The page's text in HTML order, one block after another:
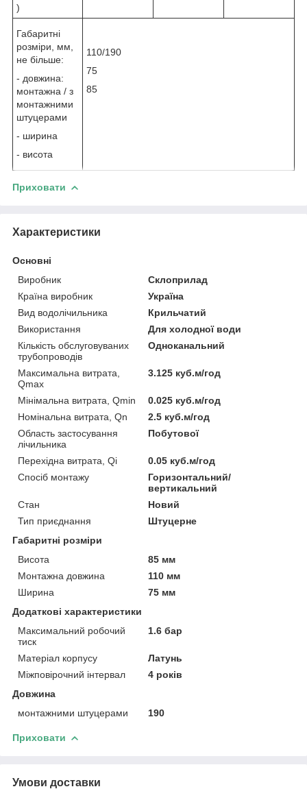
)
Габаритні
розміри, мм,
не більше:
- довжина:
монтажна / з
монтажними
штуцерами
- ширина
- висота
110/190
75
85
Приховати
Характеристики
Основні
Виробник
Склоприлад
Країна виробник
Україна
Вид водолічильника
Крильчатий
Використання
Для холодної води
Кількість обслуговуваних
трубопроводів
Одноканальний
Максимальна витрата,
Qmax
3.125 куб.м/год
Мінімальна витрата, Qmin
0.025 куб.м/год
Номінальна витрата, Qn
2.5 куб.м/год
Область застосування
лічильника
Побутової
Перехідна витрата, Qi
0.05 куб.м/год
Спосіб монтажу
Горизонтальний/
вертикальний
Стан
Новий
Тип приєднання
Штуцерне
Габаритні розміри
Висота
85 мм
Монтажна довжина
110 мм
Ширина
75 мм
Додаткові характеристики
Максимальний робочий
тиск
1.6 бар
Матеріал корпусу
Латунь
Міжповірочний інтервал
4 років
Довжина
монтажними штуцерами
190
Приховати
Умови доставки